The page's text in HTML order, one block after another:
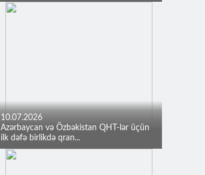
10.07.2026
Azərbaycan və Özbəkistan QHT-lər üçün
ilk dəfə birlikdə qran...